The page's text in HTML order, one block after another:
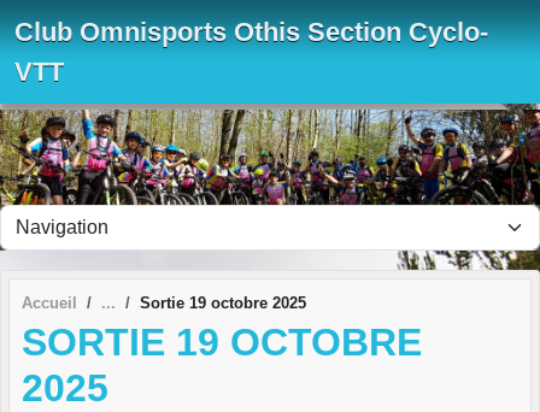
Club Omnisports Othis Section Cyclo-
VTT
Accueil Sortie 19 octobre 2025
SORTIE 19 OCTOBRE
2025